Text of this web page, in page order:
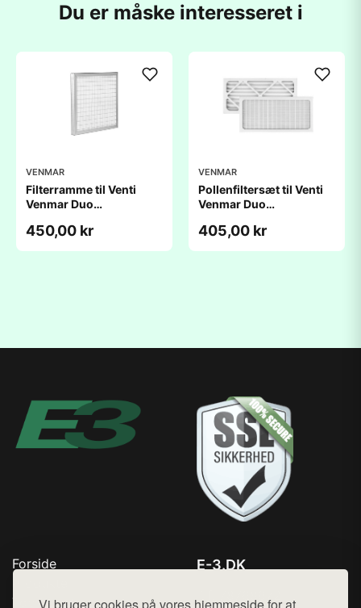
Du er måske interesseret i
VENMAR
Filterramme til Venti
Venmar Duo
450,00 kr
VENMAR
Pollenfiltersæt til Venti
Venmar Duo
405,00 kr
Forside
Top Rabatter
E-3.DK